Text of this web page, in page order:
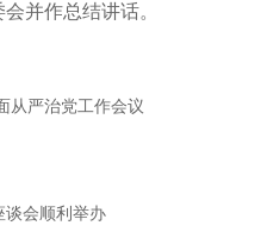
并作总结讲话。
从严治党工作会议
谈会顺利举办